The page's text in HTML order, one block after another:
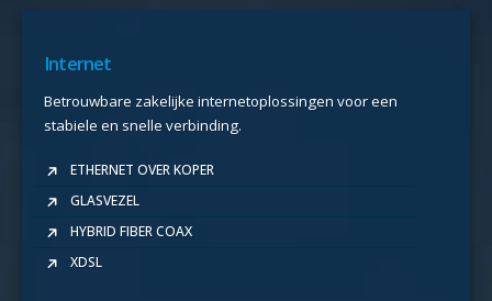
Internet
Betrouwbare zakelijke internetoplossingen voor een
stabiele en snelle verbinding.
ETHERNET OVER KOPER
GLASVEZEL
HYBRID FIBER COAX
XDSL